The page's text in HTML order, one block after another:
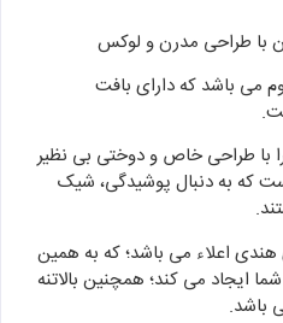
با طراحی مدرن و لوکس
می باشد که دارای بافت
با طراحی خاص و دوختی بی نظیر
که به دنبال پوشیدگی، شیک
اعلاء می باشد؛ که به همین
ایجاد می کند؛ همچنین بالاتنه
باشد.